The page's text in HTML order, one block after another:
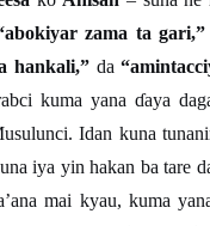
zama ta
hankali,”da
kuma yana ɗaya
Idan kuna
iya yin hakan ba tare
mai kyau, kuma